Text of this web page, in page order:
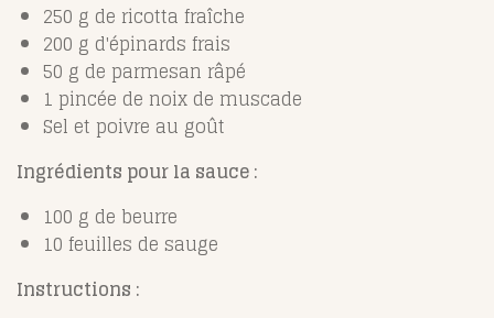
250 g de ricotta fraîche
200 g d'épinards frais
50 g de parmesan râpé
1 pincée de noix de muscade
Sel et poivre au goût
Ingrédients pour la sauce :
100 g de beurre
10 feuilles de sauge
Instructions :